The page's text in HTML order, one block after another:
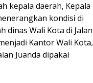
kepala daerah, Kepala
kondisi di
dinas Wali Kota di Jalan
Kantor Wali Kota,
Juanda dipakai